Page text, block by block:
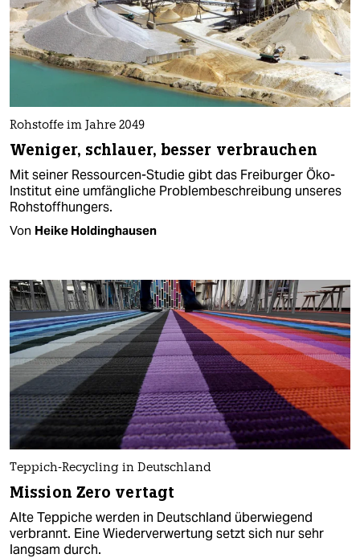
Rohstoffe im Jahre 2049
Weniger, schlauer, besser verbrauchen
Mit seiner Ressourcen-Studie gibt das Freiburger Öko-
Institut eine umfängliche Problembeschreibung unseres
Rohstoffhungers.
Von Heike Holdinghausen
Teppich-Recycling in Deutschland
Mission Zero vertagt
Alte Teppiche werden in Deutschland überwiegend
verbrannt. Eine Wiederverwertung setzt sich nur sehr
langsam durch.